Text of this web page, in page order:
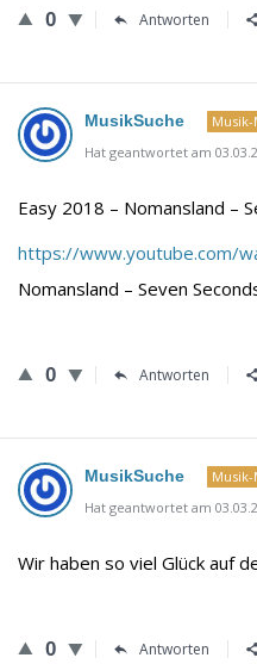
0 Antworten
MusikSuche
Hat geantwortet am
Easy 2018 – Nomansland –
https://www.youtube.com/
Nomansland – Seven
0 Antworten
MusikSuche
Hat geantwortet am
Wir haben so viel Glück auf
0 Antworten